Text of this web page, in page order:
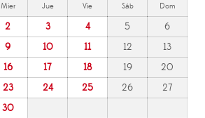
Mier Jue Vie Sáb Dom
2 3 4 5
6
9 10 11 12
13
16 17 18 19
20
23 24 25 26
27
30